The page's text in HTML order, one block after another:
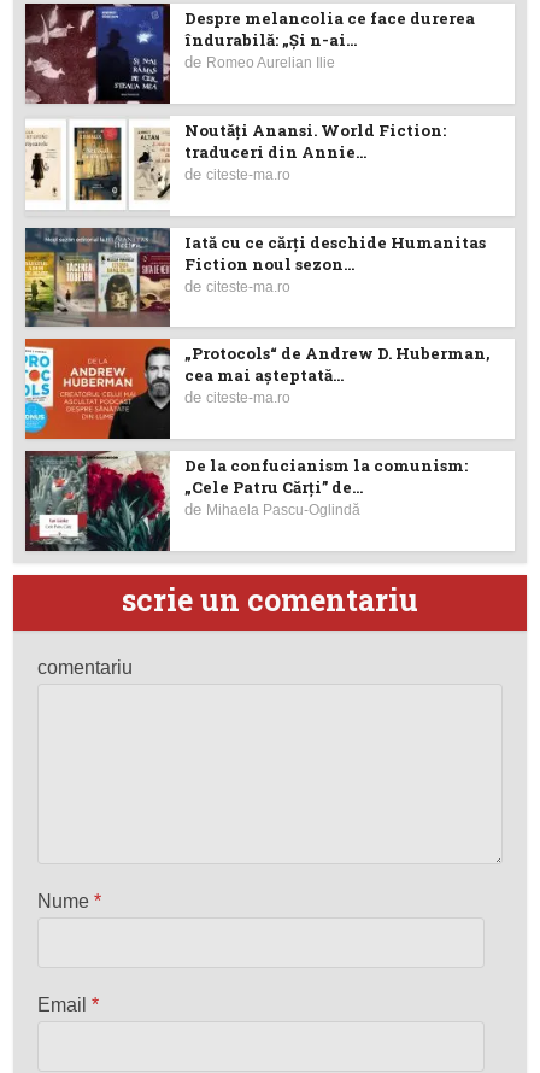
Despre melancolia ce face durerea
îndurabilă: „Și n-ai...
de Romeo Aurelian Ilie
Noutăţi Anansi. World Fiction:
traduceri din Annie...
deciteste-ma.ro
Iată cu ce cărţi deschide Humanitas
Fiction noul sezon...
deciteste-ma.ro
„Protocols“ de Andrew D. Huberman,
cea mai așteptată...
deciteste-ma.ro
De la confucianism la comunism:
„Cele Patru Cărți” de...
de Mihaela Pascu-Oglindă
scrie un comentariu
comentariu
Nume*
Email*